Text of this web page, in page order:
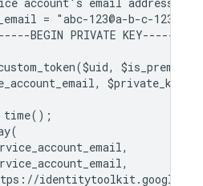
= "abc-123@a-b-c-
BEGIN PRIVATE KEY-----
$private_key;
time();